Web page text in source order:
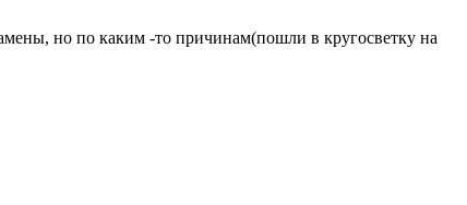
но по каким -то причинам(пошли в кругосветку на